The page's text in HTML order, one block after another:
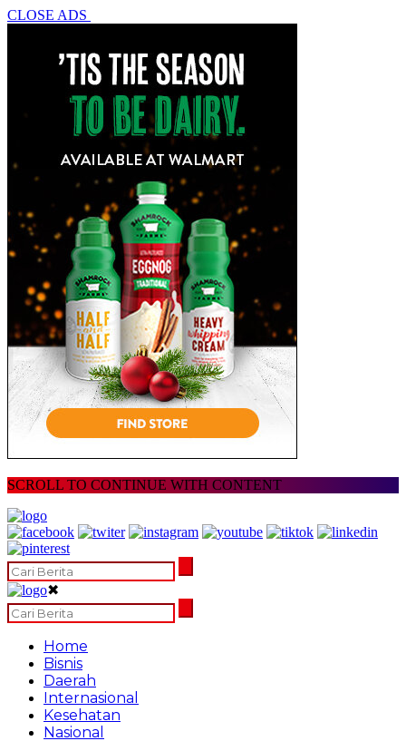
CLOSE ADS
SCROLL TO CONTINUE WITH CONTENT
✖
Home
Bisnis
Daerah
Internasional
Kesehatan
Nasional